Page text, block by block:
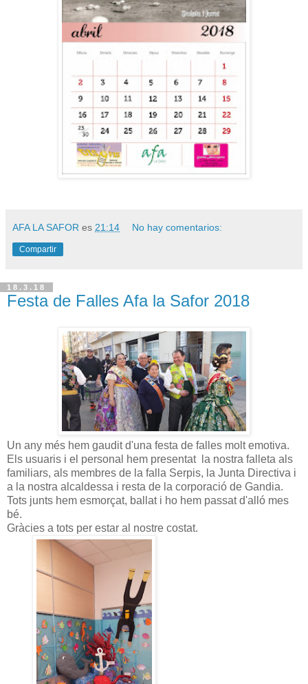
AFA LA SAFOR es 21:14 No hay comentarios:
Compartir
18.3.18
Festa de Falles Afa la Safor 2018
Un any més hem gaudit d'una festa de falles molt emotiva.
Els usuaris i el personal hem presentat la nostra falleta als
familiars, als membres de la falla Serpis, la Junta Directiva i
a la nostra alcaldessa i resta de la corporació de Gandia.
Tots junts hem esmorçat, ballat i ho hem passat d'alló mes
bé.
Gràcies a tots per estar al nostre costat.